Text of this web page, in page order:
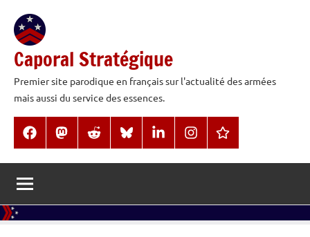
contenu
Caporal Stratégique
Premier site parodique en français sur l'actualité des armées
mais aussi du service des essences.
FacebookMastodonReddit BlueSkyLinkedInInstagramThreads